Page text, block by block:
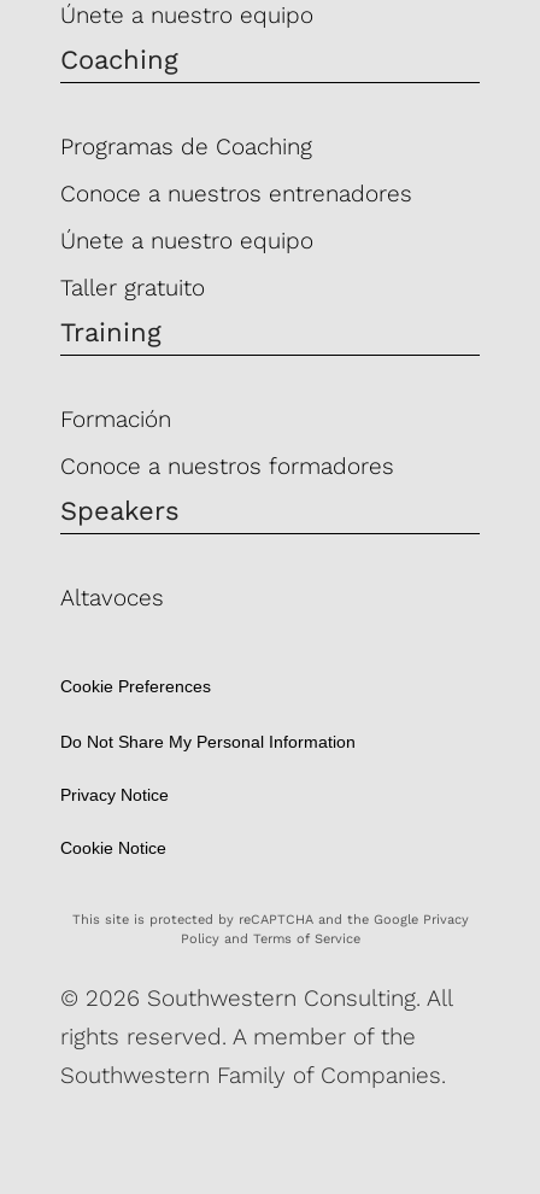
Únete a nuestro equipo
Coaching
Programas de Coaching
Conoce a nuestros entrenadores
Únete a nuestro equipo
Taller gratuito
Training
Formación
Conoce a nuestros formadores
Speakers
Altavoces
Cookie Preferences
Do Not Share My Personal Information
Privacy Notice
Cookie Notice
This site is protected by reCAPTCHA and the Google Privacy
Policyand Terms of Service
© 2026 Southwestern Consulting. All
rights reserved. A member of the
Southwestern Family of Companies.